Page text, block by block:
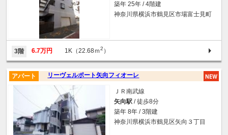
築年 25年 / 4階建
神奈川県横浜市鶴見区市場富士見町
3階 6.7万円 1K（22.68ｍ2 ）
リーヴェルポート矢向フィオーレ
アパート
ＪＲ南武線
矢向駅 / 徒歩8分
築年 8年 / 3階建
神奈川県横浜市鶴見区矢向３丁目